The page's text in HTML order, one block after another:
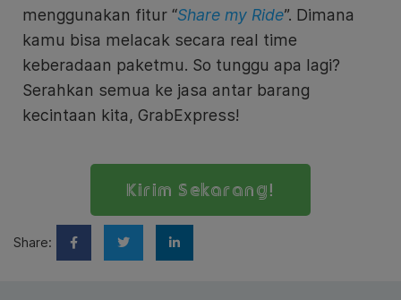
menggunakan fitur “Share my Ride”. Dimana
kamu bisa melacak secara real time
keberadaan paketmu. So tunggu apa lagi?
Serahkan semua ke jasa antar barang
kecintaan kita, GrabExpress!
Kirim Sekarang!
Share: